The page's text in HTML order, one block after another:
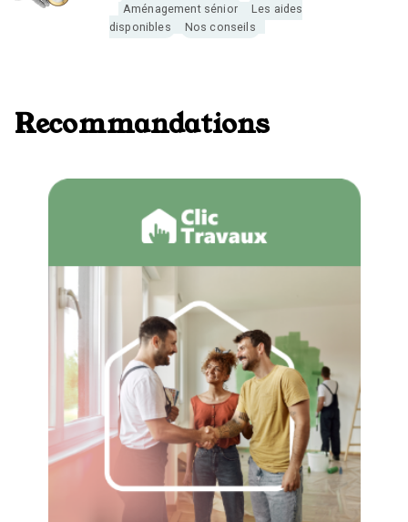
Aménagement sénior
Les aides
disponibles
Nos conseils
Recommandations